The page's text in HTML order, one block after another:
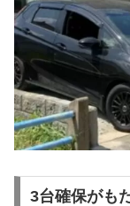
3台確保がも